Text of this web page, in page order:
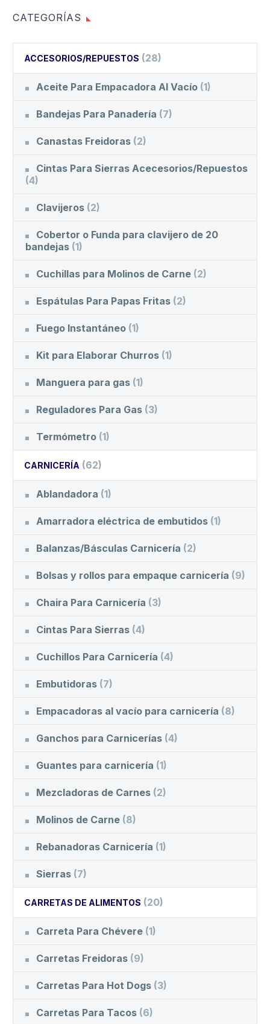
CATEGORÍAS
ACCESORIOS/REPUESTOS (28)
Aceite Para Empacadora Al Vacío (1)
Bandejas Para Panadería (7)
Canastas Freidoras (2)
Cintas Para Sierras Acecesorios/Repuestos
(4)
Clavijeros (2)
Cobertor o Funda para clavijero de 20
bandejas (1)
Cuchillas para Molinos de Carne (2)
Espátulas Para Papas Fritas (2)
Fuego Instantáneo (1)
Kit para Elaborar Churros (1)
Manguera para gas (1)
Reguladores Para Gas (3)
Termómetro (1)
CARNICERÍA (62)
Ablandadora (1)
Amarradora eléctrica de embutidos (1)
Balanzas/Básculas Carnicería (2)
Bolsas y rollos para empaque carnicería (9)
Chaira Para Carnicería (3)
Cintas Para Sierras (4)
Cuchillos Para Carnicería (4)
Embutidoras (7)
Empacadoras al vacío para carnicería (8)
Ganchos para Carnicerías (4)
Guantes para carnicería (1)
Mezcladoras de Carnes (2)
Molinos de Carne (8)
Rebanadoras Carnicería (1)
Sierras (7)
CARRETAS DE ALIMENTOS (20)
Carreta Para Chévere (1)
Carretas Freidoras (9)
Carretas Para Hot Dogs (3)
Carretas Para Tacos (6)